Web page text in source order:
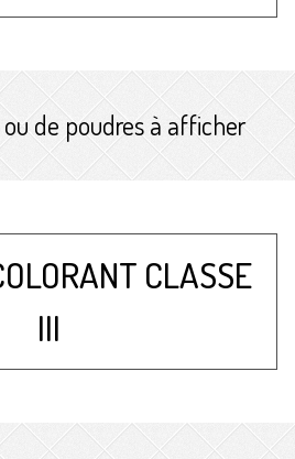
de poudres à afficher
CLASSE
III